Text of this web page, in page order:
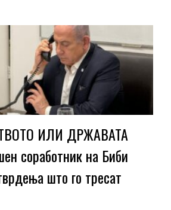
ИЛИ ДРЖАВАТА
соработник на Биби
што го тресат